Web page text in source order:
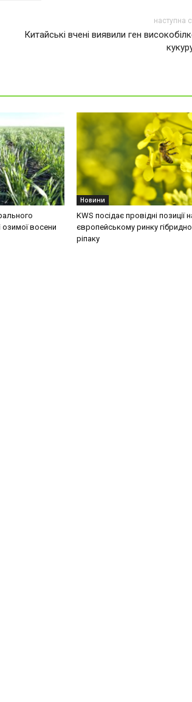
наступна
Китайські вчені виявили ген
восени
Новини
KWS посідає провідні позиції
європейському ринку
ріпаку